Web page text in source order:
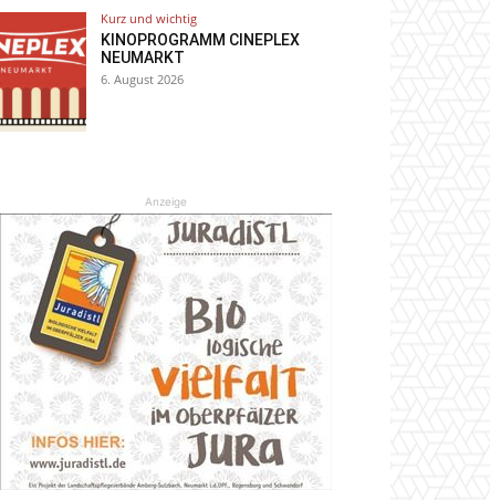
Kurz und wichtig
KINOPROGRAMM CINEPLEX
NEUMARKT
6. August 2026
Anzeige